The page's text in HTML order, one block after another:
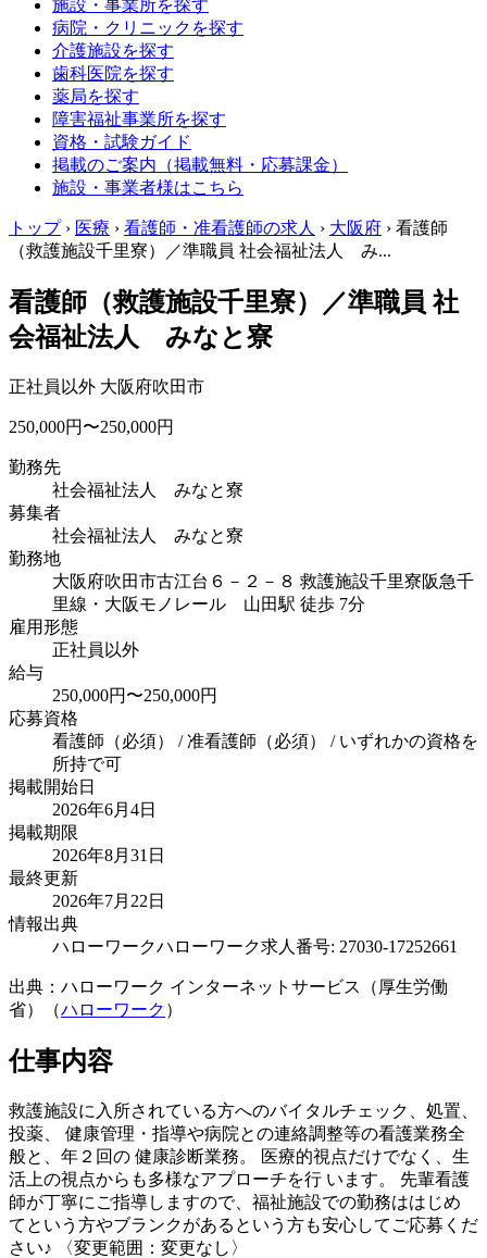
施設・事業所を探す
病院・クリニックを探す
介護施設を探す
歯科医院を探す
薬局を探す
障害福祉事業所を探す
資格・試験ガイド
掲載のご案内（掲載無料・応募課金）
施設・事業者様はこちら
トップ › 医療 › 看護師・准看護師の求人 › 大阪府 › 看護師
（救護施設千里寮）／準職員 社会福祉法人 み...
看護師（救護施設千里寮）／準職員 社
会福祉法人 みなと寮
正社員以外 大阪府吹田市
250,000円〜250,000円
勤務先
社会福祉法人 みなと寮
募集者
社会福祉法人 みなと寮
勤務地
大阪府吹田市古江台６－２－８ 救護施設千里寮阪急千
里線・大阪モノレール 山田駅 徒歩 7分
雇用形態
正社員以外
給与
250,000円〜250,000円
応募資格
看護師（必須） / 准看護師（必須） / いずれかの資格を
所持で可
掲載開始日
2026年6月4日
掲載期限
2026年8月31日
最終更新
2026年7月22日
情報出典
ハローワークハローワーク求人番号: 27030-17252661
出典：ハローワーク インターネットサービス（厚生労働
省）（ハローワーク ）
仕事内容
救護施設に入所されている方へのバイタルチェック、処置、
投薬、 健康管理・指導や病院との連絡調整等の看護業務全
般と、年２回の 健康診断業務。 医療的視点だけでなく、生
活上の視点からも多様なアプローチを行 います。 先輩看護
師が丁寧にご指導しますので、福祉施設での勤務ははじめ
てという方やブランクがあるという方も安心してご応募くだ
さい♪ 〈変更範囲：変更なし〉